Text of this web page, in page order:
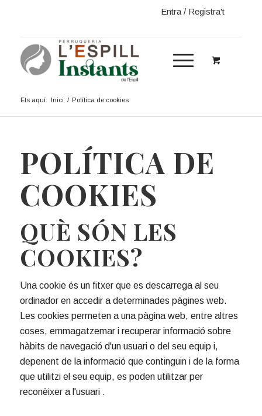
Entra / Registra't
Ets aquí: Inici / Política de cookies
POLÍTICA DE
COOKIES
QUÈ SÓN LES
COOKIES?
Una cookie és un fitxer que es descarrega al seu
ordinador en accedir a determinades pàgines web.
Les cookies permeten a una pàgina web, entre altres
coses, emmagatzemar i recuperar informació sobre
hàbits de navegació d'un usuari o del seu equip i,
depenent de la informació que continguin i de la forma
que utilitzi el seu equip, es poden utilitzar per
reconèixer a l'usuari .